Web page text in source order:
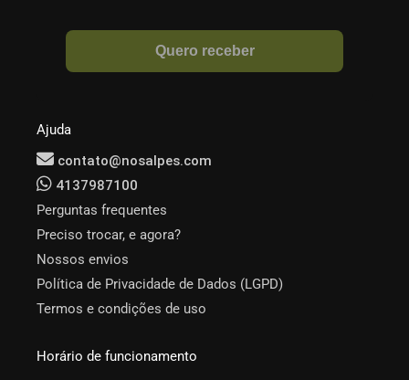
Ajuda
contato@nosalpes.com
4137987100
Perguntas frequentes
Preciso trocar, e agora?
Nossos envios
Política de Privacidade de Dados (LGPD)
Termos e condições de uso
Horário de funcionamento